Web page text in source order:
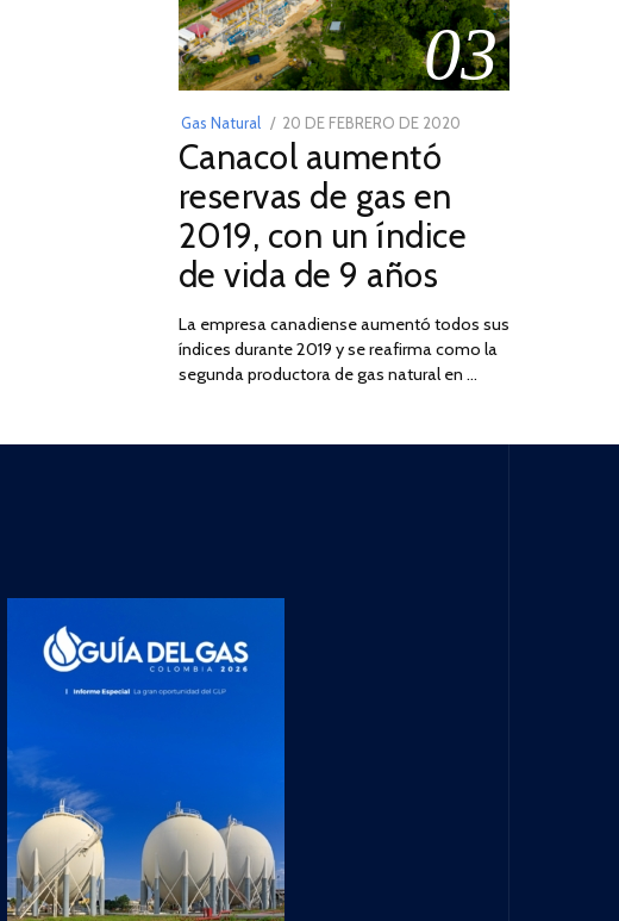
03
Gas Natural
POSTED
ON
20 DE FEBRERO DE 2020
2025
Canacol aumentó
reservas de gas en
2019, con un índice
de vida de 9 años
La empresa canadiense aumentó todos sus
índices durante 2019 y se reafirma como la
segunda productora de gas natural en …